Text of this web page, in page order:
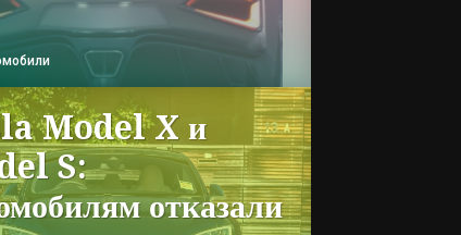
Model X и
S:
отказали